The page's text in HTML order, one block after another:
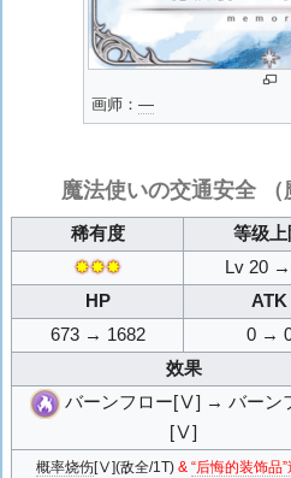
画师： ―
魔法使いの交通安全（
稀有度 等级上
✸✸✸
Lv 20
HP
ATK
673 → 1682
0 →
效果
バーンフロー[Ⅴ] → バーン
[Ⅴ]
概率烧伤[Ⅴ](敌全/1T) & “后悔的装饰品